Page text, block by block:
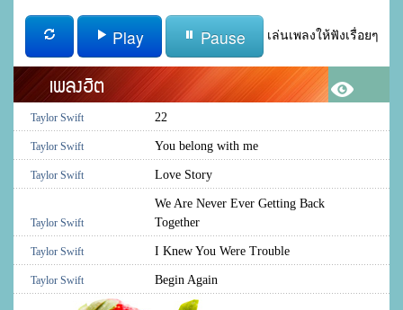
Play Pause เล่นเพลงให้ฟังเรื่อยๆ
เพลงฮิต
Taylor Swift 22
Taylor Swift You belong with me
Taylor Swift Love Story
Taylor Swift
We Are Never Ever Getting Back
Together
Taylor Swift I Knew You Were Trouble
Taylor Swift Begin Again